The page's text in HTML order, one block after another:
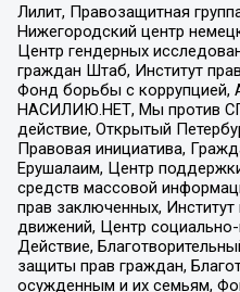
Лилит, Правозащитная
Нижегородский центр
Центр гендерных
граждан Штаб, Институт
Фонд борьбы с коррупцией,
НАСИЛИЮ.НЕТ, Мы против
действие, Открытый
Правовая инициатива,
Ерушалаим, Центр
средств массовой
прав заключенных,
движений, Центр
Действие,
защиты прав граждан,
осужденным и их семьям,